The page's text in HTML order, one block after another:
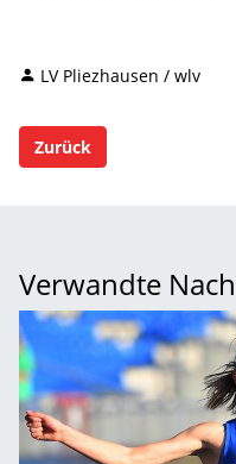
LV Pliezhausen / wlv
Zurück
Verwandte